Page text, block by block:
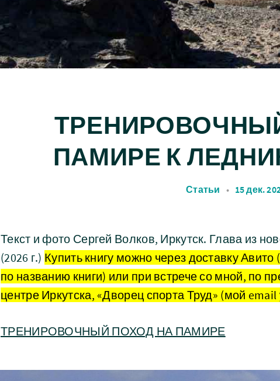
ПАМИРЕ К
Статьи • 15 дек.
Текст и фото Сергей Волков, Иркутск. Глава из
(2026 г.) Купить книгу можно через доставку Авито
по названию книги) или при встрече со мной, по
центре Иркутска, «Дворец спорта Труд» (мой email
ТРЕНИРОВОЧНЫЙ ПОХОД НА ПАМИРЕ